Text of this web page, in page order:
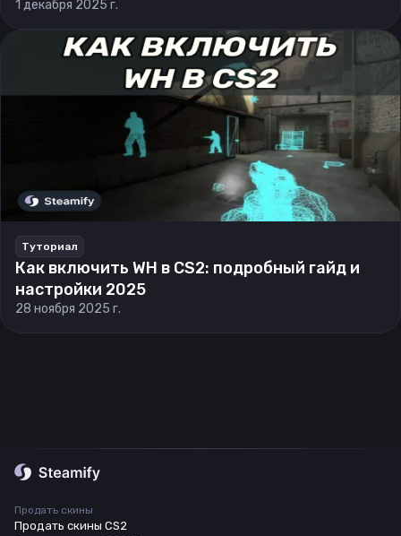
1 декабря 2025 г.
Туториал
Как включить WH в CS2: подробный гайд и
настройки 2025
28 ноября 2025 г.
Продать скины
Продать скины CS2